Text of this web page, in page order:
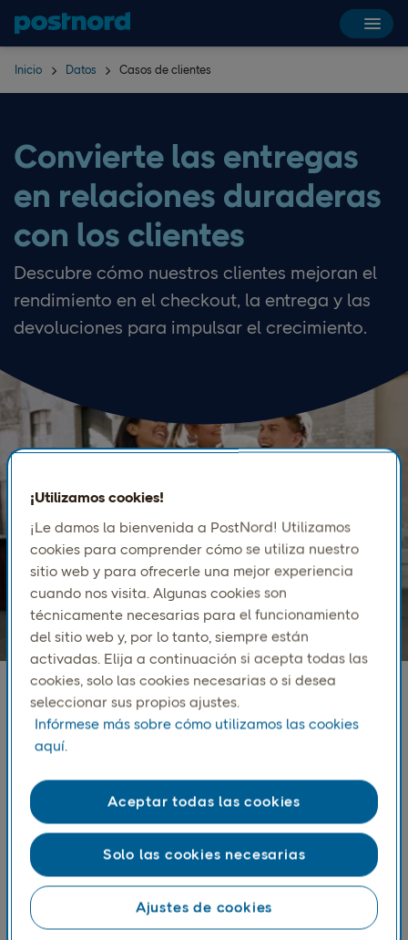
Hoppa över navigering och sök
Inicio Datos Casos de clientes
Convierte las entregas
en relaciones duraderas
con los clientes
Descubre cómo nuestros clientes mejoran el
rendimiento en el checkout, la entrega y las
devoluciones para impulsar el crecimiento.
Casos de clientes
¡Utilizamos cookies!
¡Le damos la bienvenida a PostNord! Utilizamos
cookies para comprender cómo se utiliza nuestro
sitio web y para ofrecerle una mejor experiencia
cuando nos visita. Algunas cookies son
técnicamente necesarias para el funcionamiento
del sitio web y, por lo tanto, siempre están
activadas. Elija a continuación si acepta todas las
cookies, solo las cookies necesarias o si desea
seleccionar sus propios ajustes.
Infórmese más sobre cómo utilizamos las cookies
aquí.
Ajustes de cookies
Solo las cookies necesarias
Aceptar todas las cookies